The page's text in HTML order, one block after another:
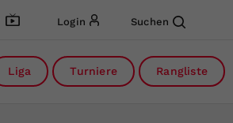
Login Suchen
Liga Turniere Rangliste